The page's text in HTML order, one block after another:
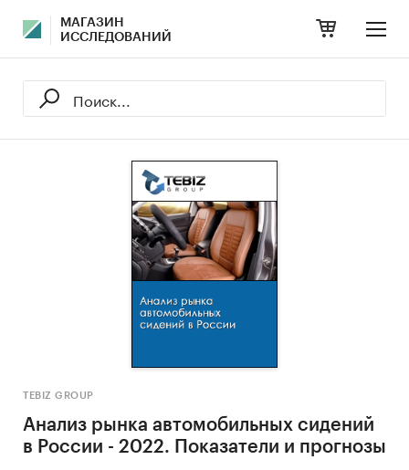
МАГАЗИН
ИССЛЕДОВАНИЙ
TEBIZ GROUP
Анализ рынка автомобильных сидений
в России - 2022. Показатели и прогнозы